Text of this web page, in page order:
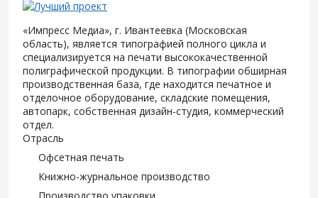
«Импресс Медиа», г. Ивантеевка (Московская
область), является типографией полного цикла и
специализируется на печати высококачественной
полиграфической продукции. В типографии обширная
производственная база, где находится печатное и
отделочное оборудование, складские помещения,
автопарк, собственная дизайн-студия, коммерческий
отдел.
Отрасль
Офсетная печать
Книжно-журнальное производство